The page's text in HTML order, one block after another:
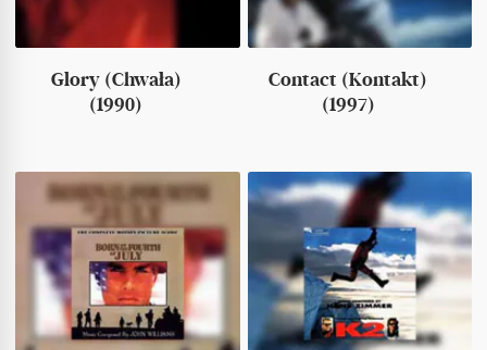
Glory (Chwała)
(1990)
Contact (Kontakt)
(1997)